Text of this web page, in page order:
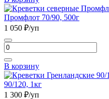
черная
тигровая
с
головой
13/15,
1кг
Промфлот 70/90, 500г
1 050 ₽/уп
Количество
товара
Креветки
северные
Промфлот
70/90,
В корзину
90/120, 1кг
1 300 ₽/уп